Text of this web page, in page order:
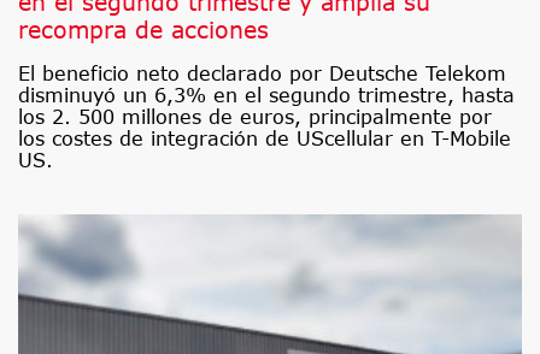
recompra de acciones
El beneficio neto declarado por Deutsche Telekom
disminuyó un 6,3% en el segundo trimestre, hasta
los 2. 500 millones de euros, principalmente por
los costes de integración de UScellular en T-Mobile
US.